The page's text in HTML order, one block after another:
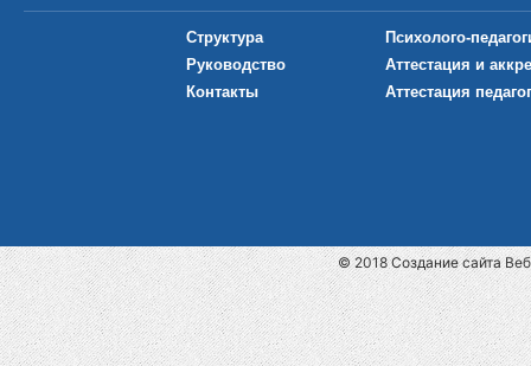
Структура
Руководство
Контакты
Психолого-
Аттестация и
Аттестация
© 2018Cоздание сайта